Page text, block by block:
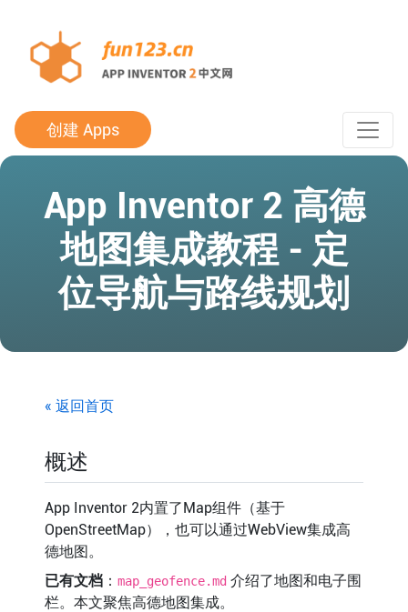
创建 Apps
App Inventor 2 高德
地图集成教程 - 定
位导航与路线规划
« 返回首页
概述
App Inventor 2内置了Map组件（基于
OpenStreetMap），也可以通过WebView集成高
德地图。
已有文档： map_geofence.md介绍了地图和电子围
栏。本文聚焦高德地图集成。